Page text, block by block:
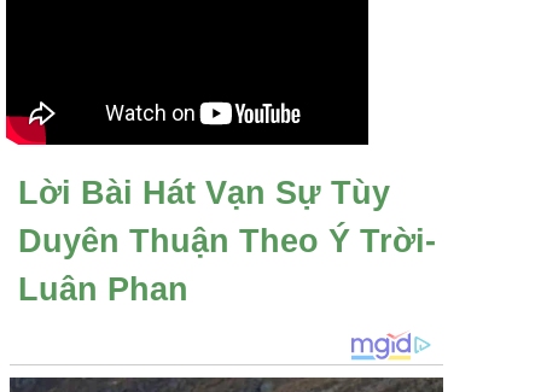
Lời Bài Hát Vạn Sự Tùy
Duyên Thuận Theo Ý Trời-
Luân Phan